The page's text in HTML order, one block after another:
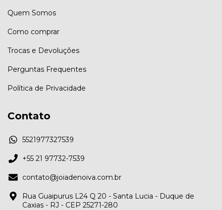
Quem Somos
Como comprar
Trocas e Devoluções
Perguntas Frequentes
Política de Privacidade
Contato
5521977327539
+55 21 97732-7539
contato@joiadenoiva.com.br
Rua Guaipurus L24 Q 20 - Santa Lucia - Duque de
Caxias - RJ - CEP 25271-280